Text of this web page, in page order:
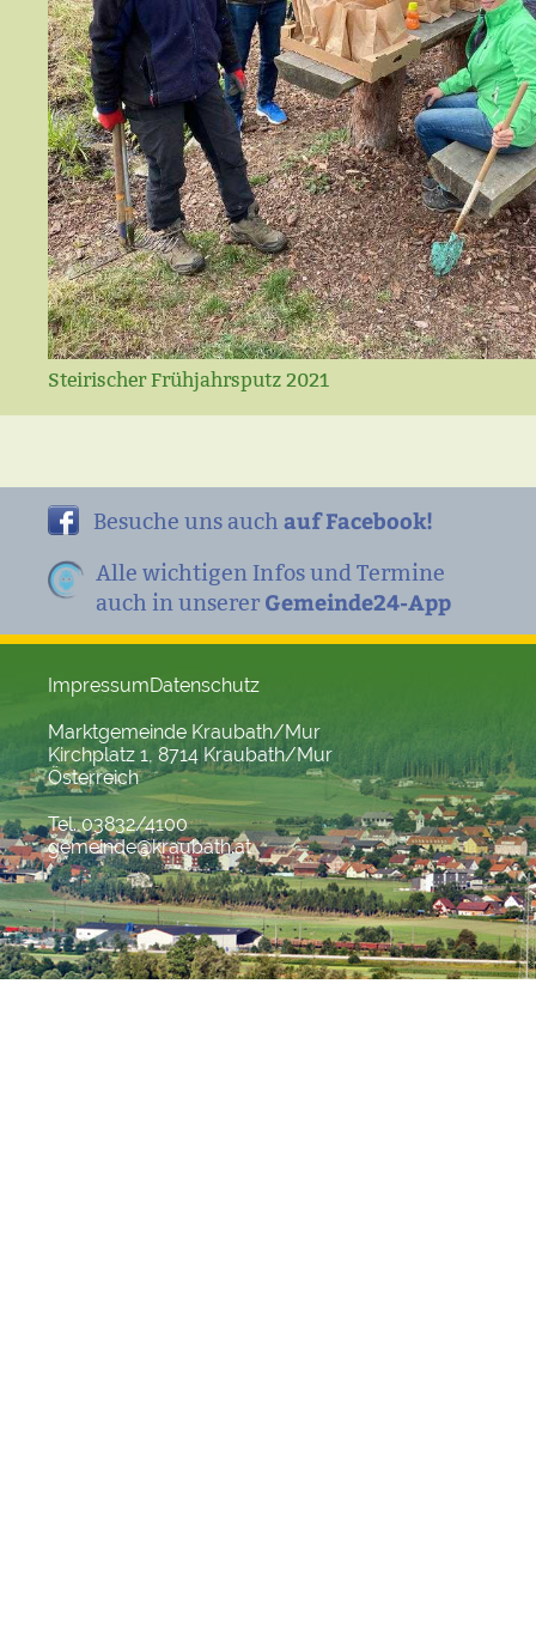
Steirischer Frühjahrsputz 2021
Besuche uns auch auf Facebook!
Alle wichtigen Infos und Termine
auch in unserer Gemeinde24-App
ImpressumDatenschutz
Marktgemeinde Kraubath/Mur
Kirchplatz 1, 8714 Kraubath/Mur
Österreich
Tel. 03832/4100
gemeinde@kraubath.at